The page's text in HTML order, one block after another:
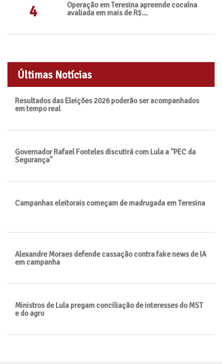
4
Operação em Teresina apreende cocaína
avaliada em mais de R$...
Últimas Notícias
Resultados das Eleições 2026 poderão ser acompanhados
em tempo real
Governador Rafael Fonteles discutirá com Lula a "PEC da
Segurança"
Campanhas eleitorais começam de madrugada em Teresina
Alexandre Moraes defende cassação contra fake news de IA
em campanha
Ministros de Lula pregam conciliação de interesses do MST
e do agro